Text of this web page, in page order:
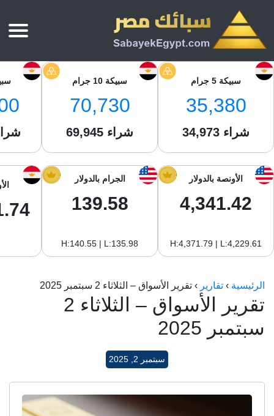
الرئيسية
أسعار الذهب اليوم
سعر أونصة الذهب
سعر الذهب عيار 24
سعر الذهب عيار 21
سعر جنيه الذهب
سبائك الذهب
سبائك الذهب
بي تي سي
جولد ايرا
سام
ام بي جولد
الراعي جولد
ماستر جولد
ديوان الذهب
أسعار الفضة اليوم
سبائك الفضة
تقارير
سبيكة 5 جرام
35,380
34,973 شراء
سبيكة 10 جرام
70,730
69,945 شراء
الأونصة بالدولار
4,341.42
H:4,371.79 | L:4,229.61
الجرام بالدولار
139.58
H:140.55 | L:135.98
الرئيسية › تقارير › تقرير الأسواق – الثلاثاء 2 سبتمبر 2025
تقرير الأسواق – الثلاثاء 2
سبتمبر 2025
سبتمبر 2, 2025